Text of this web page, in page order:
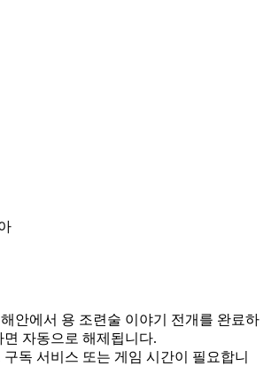
안에서 용 조련술 이야기 전개를 완료하
자동으로 해제됩니다.
독 서비스 또는 게임 시간이 필요합니